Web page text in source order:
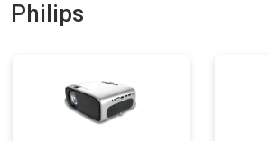
Philips